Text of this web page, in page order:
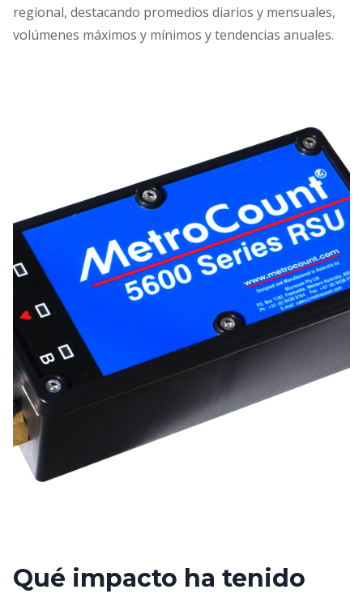
regional, destacando promedios diarios y mensuales,
volúmenes máximos y mínimos y tendencias anuales.
Qué impacto ha tenido